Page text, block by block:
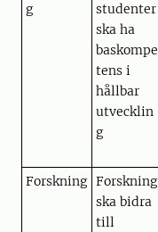
g
studenter
ska ha
baskompe
tens i
hållbar
utvecklin
g
Forskning Forskning
ska bidra
till